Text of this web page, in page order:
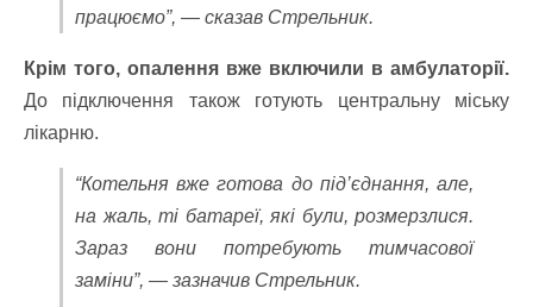
працюємо”, — сказав Стрельник.
Крім того, опалення вже включили в амбулаторії.
До підключення також готують центральну міську
лікарню.
“Котельня вже готова до під’єднання, але,
на жаль, ті батареї, які були, розмерзлися.
Зараз вони потребують тимчасової
заміни”, — зазначив Стрельник.